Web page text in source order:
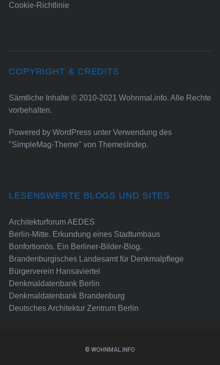
Cookie-Richtlinie
COPYRIGHT & CREDITS
Sämtliche Inhalte © 2010-2021 Wohnmal.info. Alle Rechte
vorbehalten.
Powered by WordPressunter Verwendung des
"SimpleMag-Theme" von ThemesIndep.
LESENSWERTE BLOGS UND SITES
Architekturforum AEDES
Berlin-Mitte. Erkundung eines Stadtumbaus
Bonfortionös. Ein Berliner-Bilder-Blog.
Brandenburgisches Landesamt für Denkmalpflege
Bürgerverein Hansaviertel
Denkmaldatenbank Berlin
Denkmaldatenbank Brandenburg
Deutsches Architektur Zentrum Berlin
© WOHNMAL.INFO